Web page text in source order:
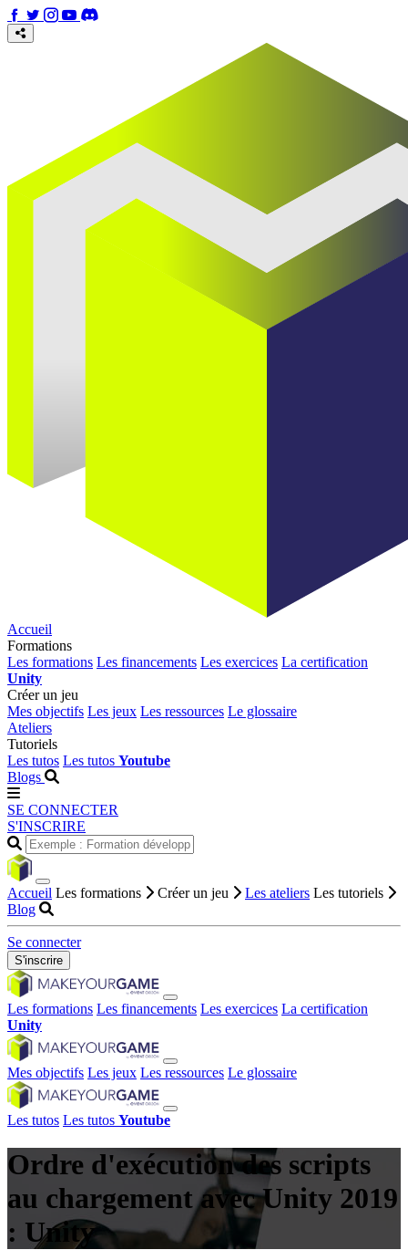
Accueil
Formations
Les formations Les financements Les exercices La certification
Unity
Créer un jeu
Mes objectifs Les jeux Les ressources Le glossaire
Ateliers
Tutoriels
Les tutos Les tutos Youtube
Blogs
SE CONNECTER
S'INSCRIRE
Accueil Les formations Créer un jeu Les ateliers Les tutoriels
Blog
Se connecter
S'inscrire
Les formations Les financements Les exercices La certification
Unity
Mes objectifs Les jeux Les ressources Le glossaire
Les tutos Les tutos Youtube
Ordre d'exécution des scripts
au chargement avec Unity 2019
: Unity